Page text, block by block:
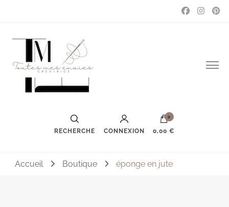
Toutes mes envies
Couture, accessoires, mode, bijoux …
RECHERCHE CONNEXION
0
0,00 €
Accueil Boutique éponge en jute